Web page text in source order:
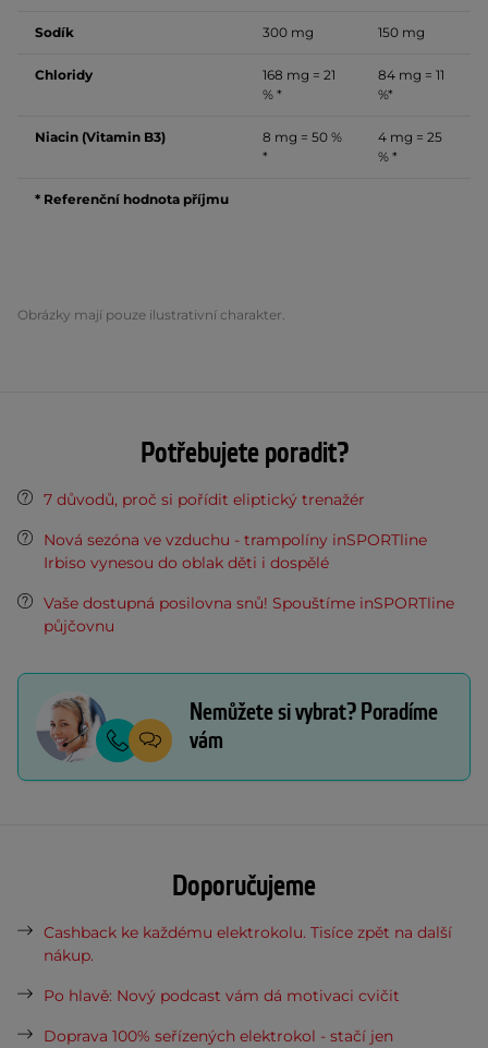
Sodík 300 mg 150 mg
Chloridy
168 mg = 21
% *
84 mg = 11
%*
Niacin (Vitamin B3)
8 mg = 50 %
*
4 mg = 25
% *
* Referenční hodnota příjmu
Obrázky mají pouze ilustrativní charakter.
Potřebujete poradit?
7 důvodů, proč si pořídit eliptický trenažér
Nová sezóna ve vzduchu - trampolíny inSPORTline
Irbiso vynesou do oblak děti i dospělé
Vaše dostupná posilovna snů! Spouštíme inSPORTline
půjčovnu
Nemůžete si vybrat? Poradíme
vám
Doporučujeme
Cashback ke každému elektrokolu. Tisíce zpět na další
nákup.
Po hlavě: Nový podcast vám dá motivaci cvičit
Doprava 100% seřízených elektrokol - stačí jen